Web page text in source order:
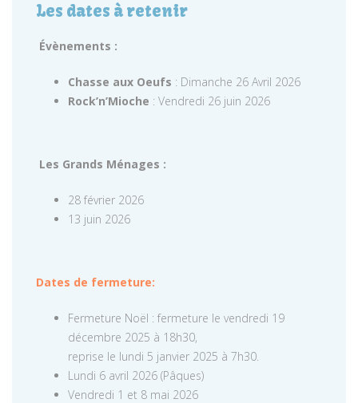
Les dates à retenir
Évènements :
Chasse aux Oeufs : Dimanche 26 Avril 2026
Rock’n’Mioche : Vendredi 26 juin 2026
Les Grands Ménages :
28 février 2026
13 juin 2026
Dates de fermeture:
Fermeture Noël : fermeture le vendredi 19
décembre 2025 à 18h30,
reprise le lundi 5 janvier 2025 à 7h30.
Lundi 6 avril 2026 (Pâques)
Vendredi 1 et 8 mai 2026